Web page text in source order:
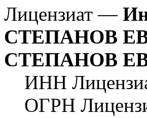
Лицензиат —
СТЕПАНОВ
СТЕПАНОВ
ИНН
ОГРН